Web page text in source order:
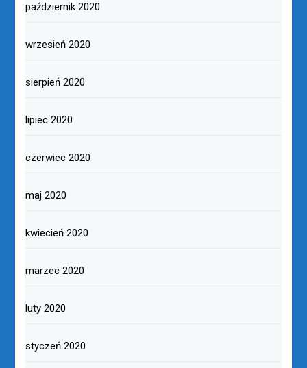
październik 2020
wrzesień 2020
sierpień 2020
lipiec 2020
czerwiec 2020
maj 2020
kwiecień 2020
marzec 2020
luty 2020
styczeń 2020